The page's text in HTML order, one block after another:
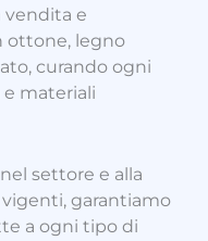
vendita e
ottone, legno
curando ogni
materiali
settore e alla
garantiamo
a ogni tipo di